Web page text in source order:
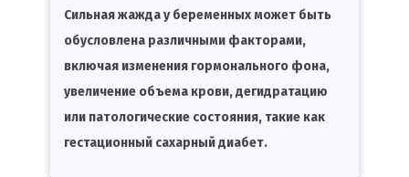
Сильная жажда у беременных может быть
обусловлена различными факторами,
включая изменения гормонального фона,
увеличение объема крови, дегидратацию
или патологические состояния, такие как
гестационный сахарный диабет.